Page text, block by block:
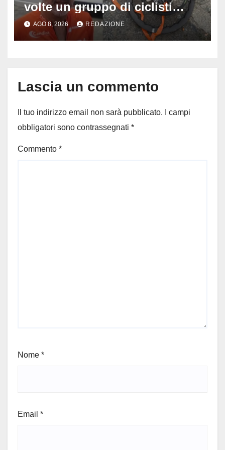
volte un gruppo di ciclisti
dopo una lite: arrestato
73enne, il racconto choc di un
ferito
AGO 8, 2026 REDAZIONE
Lascia un commento
Il tuo indirizzo email non sarà pubblicato.
I campi
obbligatori sono contrassegnati *
Commento *
Nome *
Email *